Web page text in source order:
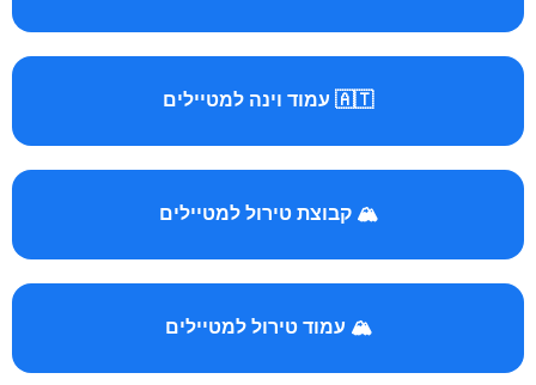
🇦🇹 עמוד וינה למטיילים
🏔️ קבוצת טירול למטיילים
🏔️ עמוד טירול למטיילים